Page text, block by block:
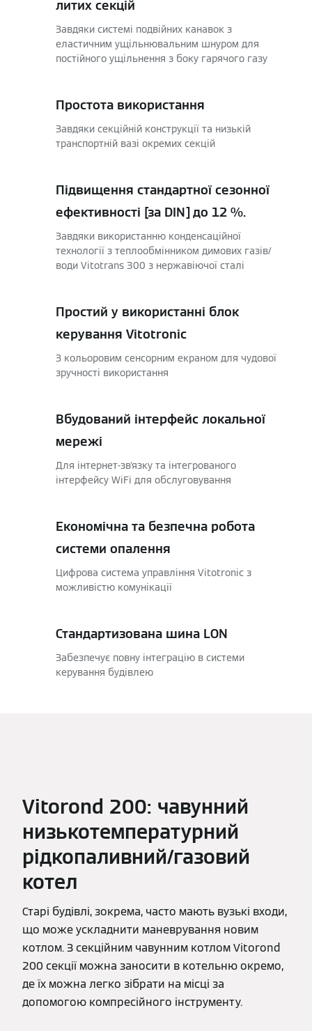
литих секцій
Завдяки системі подвійних канавок з
еластичним ущільнювальним шнуром для
постійного ущільнення з боку гарячого газу
Простота використання
Завдяки секційній конструкції та низькій
транспортній вазі окремих секцій
Підвищення стандартної сезонної
ефективності [за DIN] до 12 %.
Завдяки використанню конденсаційної
технології з теплообмінником димових газів/
води Vitotrans 300 з нержавіючої сталі
Простий у використанні блок
керування Vitotronic
З кольоровим сенсорним екраном для чудової
зручності використання
Вбудований інтерфейс локальної
мережі
Для інтернет-зв'язку та інтегрованого
інтерфейсу WiFi для обслуговування
Економічна та безпечна робота
системи опалення
Цифрова система управління Vitotronic з
можливістю комунікації
Стандартизована шина LON
Забезпечує повну інтеграцію в системи
керування будівлею
Vitorond 200: чавунний
низькотемпературний
рідкопаливний/газовий
котел
Старі будівлі, зокрема, часто мають вузькі входи,
що може ускладнити маневрування новим
котлом. З секційним чавунним котлом Vitorond
200 секції можна заносити в котельню окремо,
де їх можна легко зібрати на місці за
допомогою компресійного інструменту.